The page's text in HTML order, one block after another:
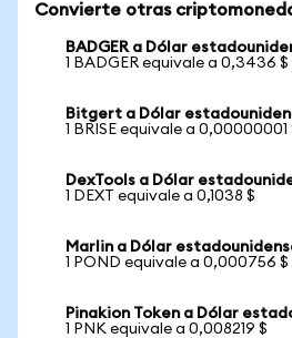
Convierte otras
BADGER a Dólar
1 BADGER equivale a 0,3436 $
Bitgert a Dólar
1 BRISE equivale a 0,00000001
DexTools a Dólar
1 DEXT equivale a 0,1038 $
Marlin a Dólar
1 POND equivale a 0,000756 $
Pinakion Token a Dólar
1 PNK equivale a 0,008219 $